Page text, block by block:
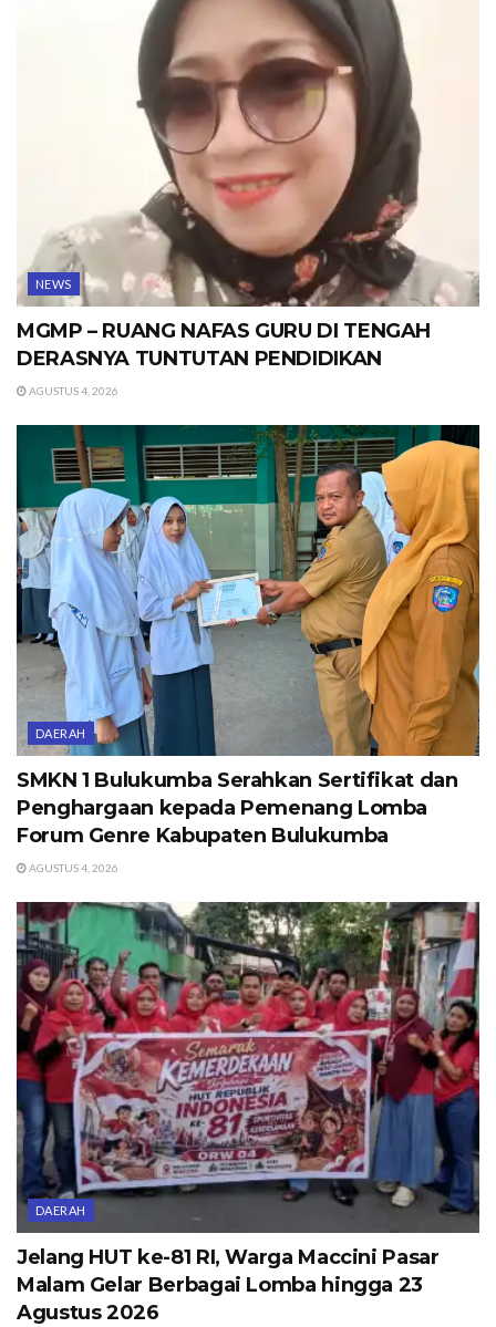
NEWS
MGMP – RUANG NAFAS GURU DI TENGAH
DERASNYA TUNTUTAN PENDIDIKAN
AGUSTUS 4, 2026
DAERAH
SMKN 1 Bulukumba Serahkan Sertifikat dan
Penghargaan kepada Pemenang Lomba
Forum Genre Kabupaten Bulukumba
AGUSTUS 4, 2026
DAERAH
Jelang HUT ke-81 RI, Warga Maccini Pasar
Malam Gelar Berbagai Lomba hingga 23
Agustus 2026